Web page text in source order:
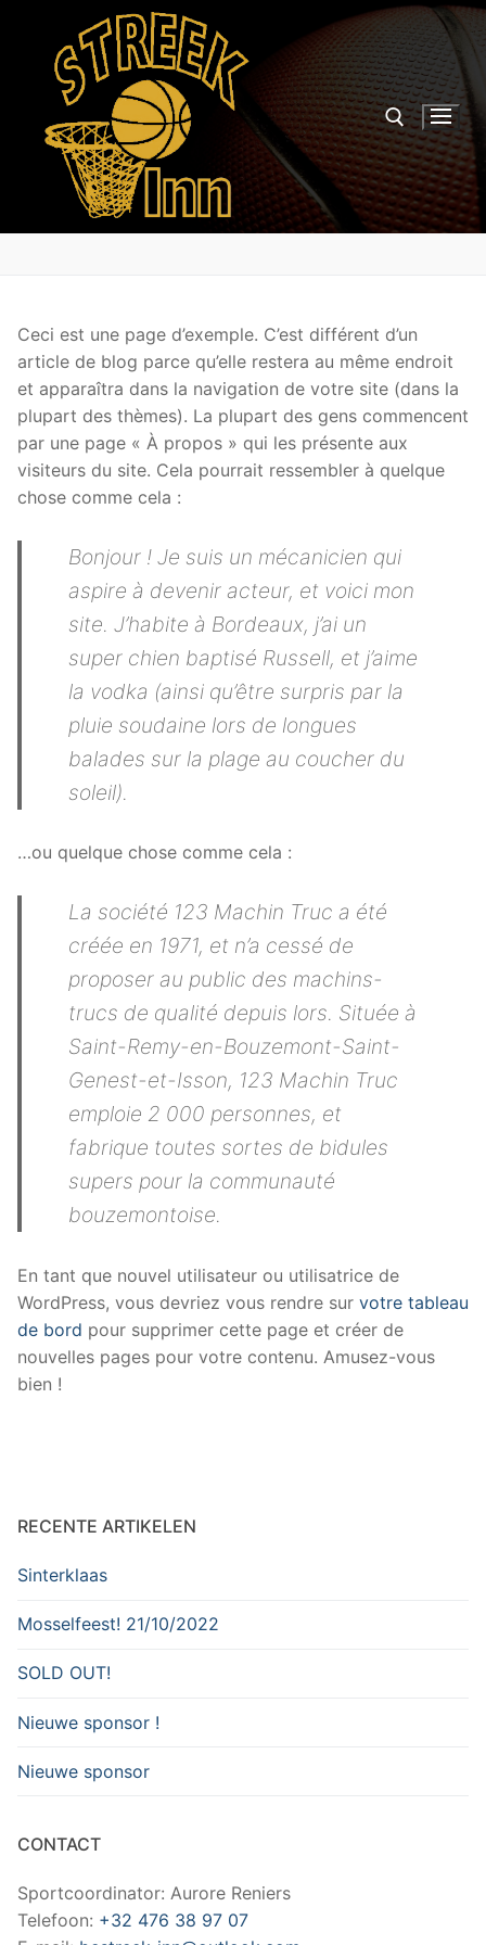
contenu
Ceci est une page d’exemple. C’est différent d’un
article de blog parce qu’elle restera au même endroit
et apparaîtra dans la navigation de votre site (dans la
plupart des thèmes). La plupart des gens commencent
par une page « À propos » qui les présente aux
visiteurs du site. Cela pourrait ressembler à quelque
chose comme cela :
Bonjour ! Je suis un mécanicien qui
aspire à devenir acteur, et voici mon
site. J’habite à Bordeaux, j’ai un
super chien baptisé Russell, et j’aime
la vodka (ainsi qu’être surpris par la
pluie soudaine lors de longues
balades sur la plage au coucher du
soleil).
…ou quelque chose comme cela :
La société 123 Machin Truc a été
créée en 1971, et n’a cessé de
proposer au public des machins-
trucs de qualité depuis lors. Située à
Saint-Remy-en-Bouzemont-Saint-
Genest-et-Isson, 123 Machin Truc
emploie 2 000 personnes, et
fabrique toutes sortes de bidules
supers pour la communauté
bouzemontoise.
En tant que nouvel utilisateur ou utilisatrice de
WordPress, vous devriez vous rendre sur votre tableau
de bord pour supprimer cette page et créer de
nouvelles pages pour votre contenu. Amusez-vous
bien !
RECENTE ARTIKELEN
Sinterklaas
Mosselfeest! 21/10/2022
SOLD OUT!
Nieuwe sponsor !
Nieuwe sponsor
CONTACT
Sportcoordinator: Aurore Reniers
Telefoon: +32 476 38 97 07